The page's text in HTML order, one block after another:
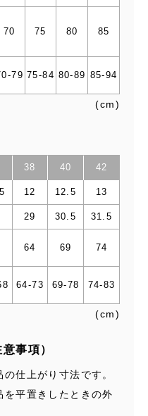
70 75 80 85
79 75-84 80-89 85-94
(cm)
38 40 42
12 12.5 13
29 30.5 31.5
64 69 74
64-73 69-78 74-83
(cm)
事項）
仕上がり寸法です。
平置きしたときの外